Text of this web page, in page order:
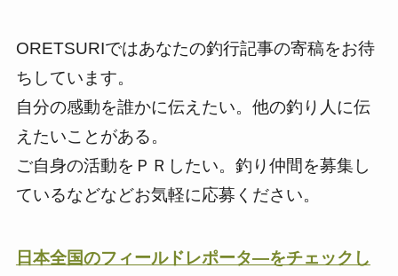
ORETSURIではあなたの釣行記事の寄稿をお待
ちしています。
自分の感動を誰かに伝えたい。他の釣り人に伝
えたいことがある。
ご自身の活動をＰＲしたい。釣り仲間を募集し
ているなどなどお気軽に応募ください。
日本全国のフィールドレポータ―をチェックし